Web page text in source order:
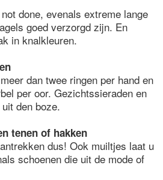
done, evenals extreme lange
goed verzorgd zijn. En
in knalkleuren.
dan twee ringen per hand en
per oor. Gezichtssieraden en
den boze.
tenen of hakken
dus! Ook muiltjes laat u
schoenen die uit de mode of